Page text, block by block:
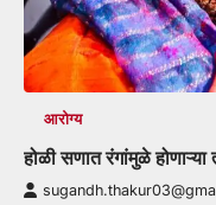
आरोग्य
होळी सणात रंगांमुळे